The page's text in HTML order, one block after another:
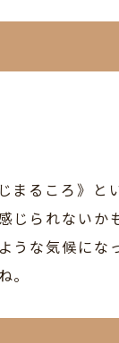
まるころ》と
られないか
な気候にな